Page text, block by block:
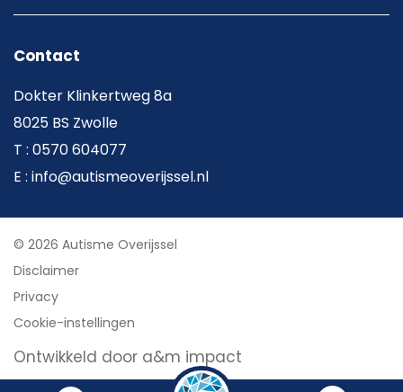
Contact
Dokter Klinkertweg 8a
8025 BS Zwolle
T : 0570 604077
E : info@autismeoverijssel.nl
© 2026 Autisme Overijssel
Disclaimer
Privacy
Cookie-instellingen
Ontwikkeld door a&m impact